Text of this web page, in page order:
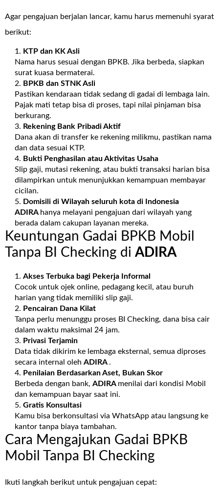
Agar pengajuan berjalan lancar, kamu harus memenuhi syarat
berikut:
KTP dan KK Asli
Nama harus sesuai dengan BPKB. Jika berbeda, siapkan
surat kuasa bermaterai.
BPKB dan STNK Asli
Pastikan kendaraan tidak sedang di gadai di lembaga lain.
Pajak mati tetap bisa di proses, tapi nilai pinjaman bisa
berkurang.
Rekening Bank Pribadi Aktif
Dana akan di transfer ke rekening milikmu, pastikan nama
dan data sesuai KTP.
Bukti Penghasilan atau Aktivitas Usaha
Slip gaji, mutasi rekening, atau bukti transaksi harian bisa
dilampirkan untuk menunjukkan kemampuan membayar
cicilan.
Domisili di Wilayah seluruh kota di Indonesia
ADIRA hanya melayani pengajuan dari wilayah yang
berada dalam cakupan layanan mereka.
Keuntungan Gadai BPKB Mobil
Tanpa BI Checking di ADIRA
Akses Terbuka bagi Pekerja Informal
Cocok untuk ojek online, pedagang kecil, atau buruh
harian yang tidak memiliki slip gaji.
Pencairan Dana Kilat
Tanpa perlu menunggu proses BI Checking, dana bisa cair
dalam waktu maksimal 24 jam.
Privasi Terjamin
Data tidak dikirim ke lembaga eksternal, semua diproses
secara internal oleh ADIRA .
Penilaian Berdasarkan Aset, Bukan Skor
Berbeda dengan bank, ADIRA menilai dari kondisi Mobil
dan kemampuan bayar saat ini.
Gratis Konsultasi
Kamu bisa berkonsultasi via WhatsApp atau langsung ke
kantor tanpa biaya tambahan.
Cara Mengajukan Gadai BPKB
Mobil Tanpa BI Checking
Ikuti langkah berikut untuk pengajuan cepat: